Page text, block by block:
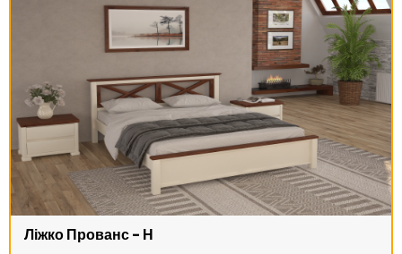
Ліжко Прованс - Н